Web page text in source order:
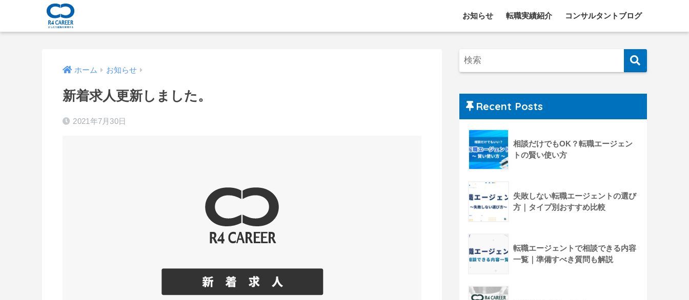
お知らせ 転職実績紹介 コンサルタントブログ
ホーム お知らせ
新着求人更新しました。
2021年7月30日
Recent Posts
相談だけでもOK？転職エージェン
トの賢い使い方
失敗しない転職エージェントの選び
方｜タイプ別おすすめ比較
転職エージェントで相談できる内容
一覧｜準備すべき質問も解説